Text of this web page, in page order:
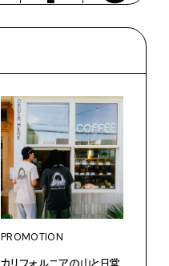
PROMOTION